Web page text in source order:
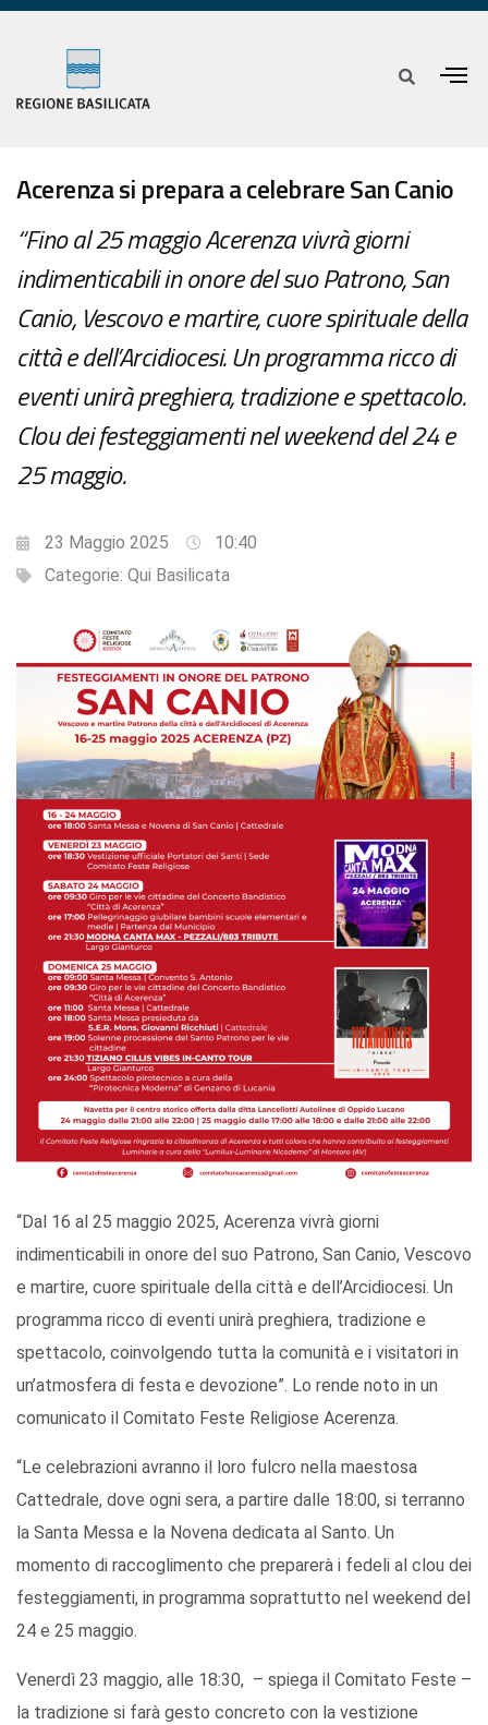
Acerenza si prepara a celebrare San Canio
“Fino al 25 maggio Acerenza vivrà giorni
indimenticabili in onore del suo Patrono, San
Canio, Vescovo e martire, cuore spirituale della
città e dell’Arcidiocesi. Un programma ricco di
eventi unirà preghiera, tradizione e spettacolo.
Clou dei festeggiamenti nel weekend del 24 e
25 maggio.
23 Maggio 2025
10:40
Categorie: Qui Basilicata
“Dal 16 al 25 maggio 2025, Acerenza vivrà giorni
indimenticabili in onore del suo Patrono, San Canio, Vescovo
e martire, cuore spirituale della città e dell’Arcidiocesi. Un
programma ricco di eventi unirà preghiera, tradizione e
spettacolo, coinvolgendo tutta la comunità e i visitatori in
un’atmosfera di festa e devozione”. Lo rende noto in un
comunicato il Comitato Feste Religiose Acerenza.
“Le celebrazioni avranno il loro fulcro nella maestosa
Cattedrale, dove ogni sera, a partire dalle 18:00, si terranno
la Santa Messa e la Novena dedicata al Santo. Un
momento di raccoglimento che preparerà i fedeli al clou dei
festeggiamenti, in programma soprattutto nel weekend del
24 e 25 maggio.
Venerdì 23 maggio, alle 18:30, – spiega il Comitato Feste –
la tradizione si farà gesto concreto con la vestizione